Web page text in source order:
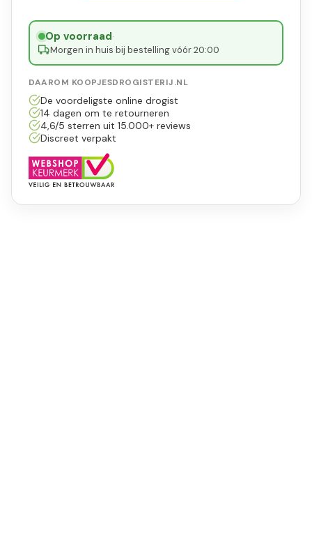
Op voorraad·
Morgen in huis bij bestelling vóór 20:00
DAAROM KOOPJESDROGISTERIJ.NL
De voordeligste online drogist
14 dagen om te retourneren
4,6/5 sterren uit 15.000+ reviews
Discreet verpakt